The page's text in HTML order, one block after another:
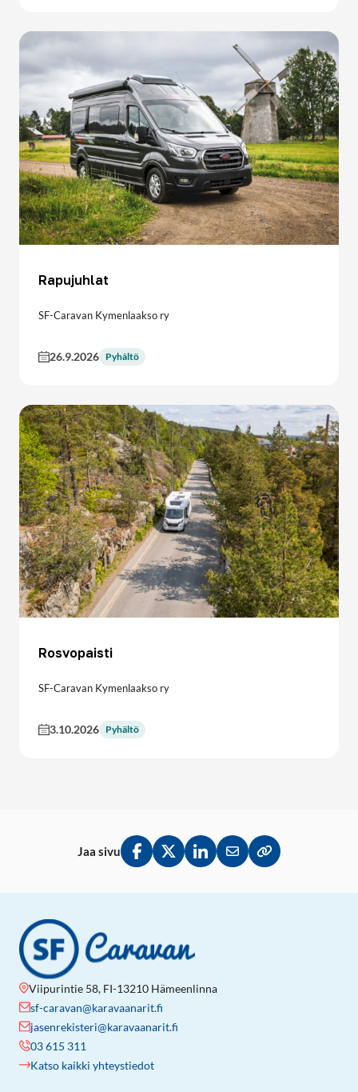
Rapujuhlat
SF-Caravan Kymenlaakso ry
26.9.2026 Pyhältö
Rosvopaisti
SF-Caravan Kymenlaakso ry
3.10.2026 Pyhältö
Jaa sivu
Jaa Facebookissa
Jaa Twitterissä
Jaa LinkedInissä
Jaa sähköpostitse
Kopioi linkki
Viipurintie 58, FI-13210 Hämeenlinna
sf-caravan@karavaanarit.fi
jasenrekisteri@karavaanarit.fi
03 615 311
Katso kaikki yhteystiedot